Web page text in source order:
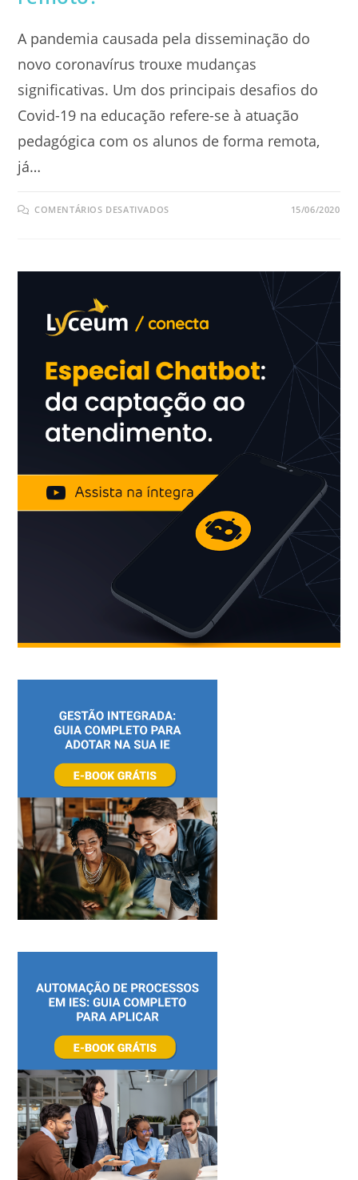
A pandemia causada pela disseminação do
novo coronavírus trouxe mudanças
significativas. Um dos principais desafios do
Covid-19 na educação refere-se à atuação
pedagógica com os alunos de forma remota,
já…
COMENTÁRIOS DESATIVADOSEM
PARA
15/06/2020